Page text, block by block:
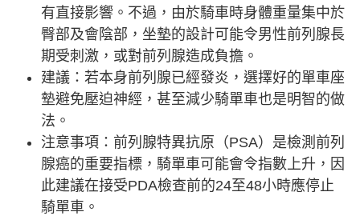
有直接影響。不過，由於騎車時身體重量集中於
臀部及會陰部，坐墊的設計可能令男性前列腺長
期受刺激，或對前列腺造成負擔。
建議：若本身前列腺已經發炎，選擇好的單車座
墊避免壓迫神經，甚至減少騎單車也是明智的做
法。
注意事項：前列腺特異抗原（PSA）是檢測前列
腺癌的重要指標，騎單車可能會令指數上升，因
此建議在接受PDA檢查前的24至48小時應停止
騎單車。